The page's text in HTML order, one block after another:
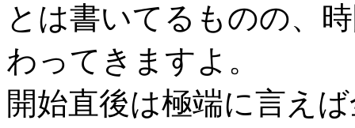
とは書いてるものの、
わってきますよ。
開始直後は極端に言え